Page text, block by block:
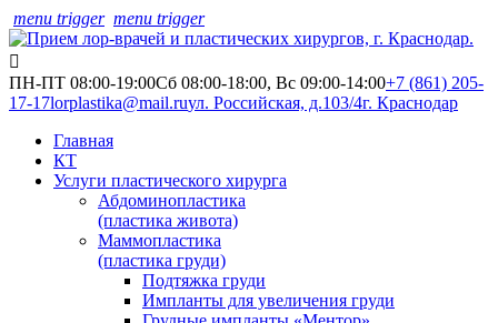
menu trigger menu trigger
ПН-ПТ 08:00-19:00Сб 08:00-18:00, Вс 09:00-14:00+7 (861) 205-
17-17lorplastika@mail.ruул. Российская, д.103/4г. Краснодар
Главная
КТ
Услуги пластического хирурга
Абдоминопластика
(пластика живота)
Маммопластика
(пластика груди)
Подтяжка груди
Импланты для увеличения груди